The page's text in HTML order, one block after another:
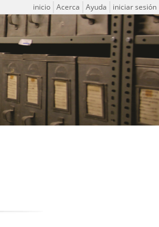
Menú de usuario
inicio Acerca Ayuda iniciar sesión